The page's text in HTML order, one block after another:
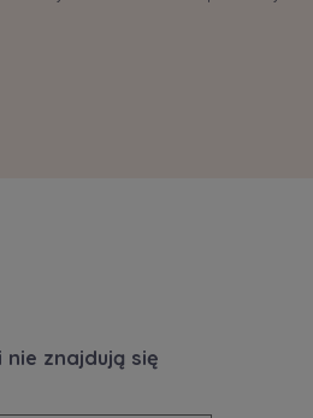
znajdują się